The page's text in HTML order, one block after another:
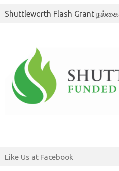
Shuttleworth Flash Grant நல்கை
Like Us at Facebook